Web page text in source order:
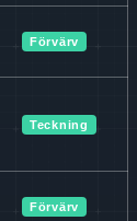
Förvärv
Teckning
Förvärv